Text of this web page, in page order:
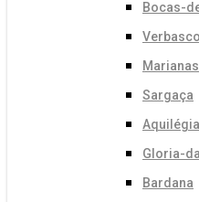
Bocas-
Verbasco
Marianas
Sargaça
Aquilégia
Gloria-
Bardana